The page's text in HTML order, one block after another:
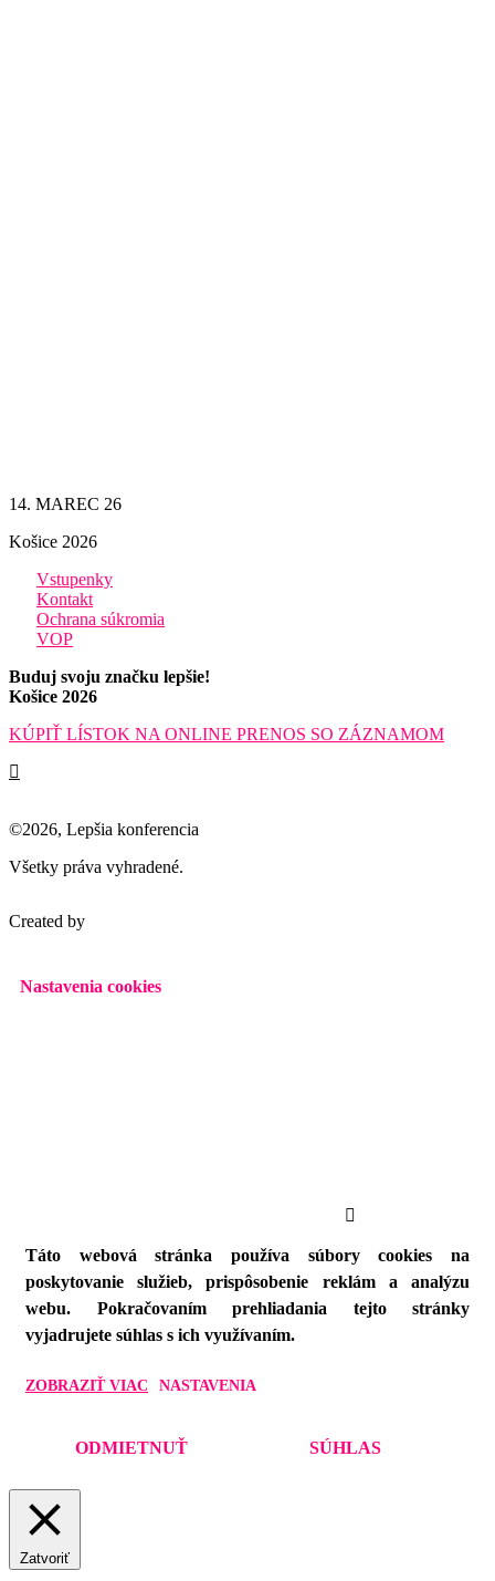
14. MAREC 26
Košice 2026
Vstupenky
Kontakt
Ochrana súkromia
VOP
Buduj svoju značku lepšie!
Košice 2026
KÚPIŤ LÍSTOK NA ONLINE PRENOS SO ZÁZNAMOM
©2026, Lepšia konferencia
Všetky práva vyhradené.
Created by
Táto webová stránka používa súbory cookies na
poskytovanie služieb, prispôsobenie reklám a analýzu
webu. Pokračovaním prehliadania tejto stránky
vyjadrujete súhlas s ich využívaním.
ZOBRAZIŤ VIAC NASTAVENIA
ODMIETNUŤ SÚHLAS
Zatvoriť